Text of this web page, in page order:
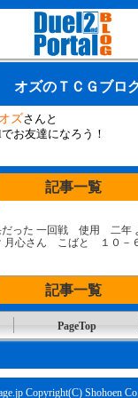
オズのＴＣＧブロ
オズさんと
お友達になろう！
記事一覧
だった 一回戦 使用 二年
月心さん こばと １０－
記事一覧
PageTop
Copyright(C) Shohoen